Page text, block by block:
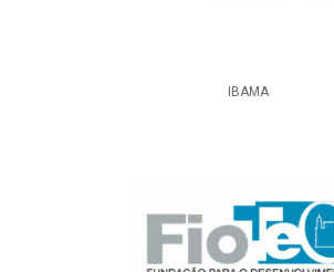
IBAMA